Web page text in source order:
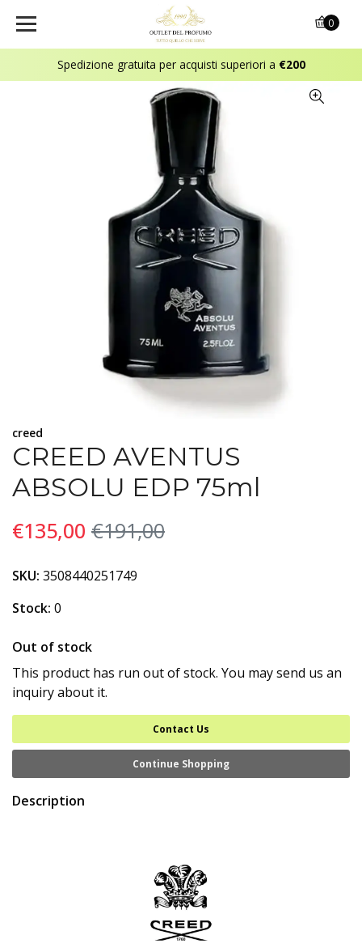
Spedizione gratuita per acquisti superiori a €200
0
creed
CREED AVENTUS
ABSOLU EDP 75ml
€135,00 €191,00
SKU: 3508440251749
Stock: 0
Out of stock
This product has run out of stock. You may send us an
inquiry about it.
Contact Us
Continue Shopping
Description